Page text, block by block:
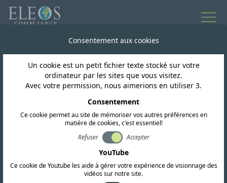
DEMANDER UN DEVIS
Contactez-nous aujourd'hui
Nous sommes là pour répondre à tous vos
besoins en matière de conformité internationale.
Remplissez le formulaire ci-dessous ou contactez
directement nos bureaux dans le monde entier.
Consentement aux cookies
Un cookie est un petit fichier texte stocké sur votre
ordinateur par les sites que vous visitez.
Avec votre permission, nous aimerions en utiliser 3.
Consentement
Ce cookie permet au site de mémoriser vos autres préférences en
matière de cookies, c'est essentiel!
Refuser
Accepter
YouTube
Ce cookie de Youtube les aide à gérer votre expérience de visionnage des
vidéos sur notre site.